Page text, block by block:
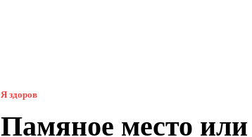
Я здоров
Памяное место или